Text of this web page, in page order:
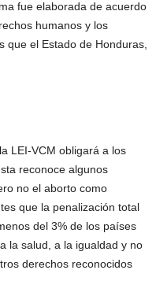
fue elaborada de acuerdo
humanos y los
que el Estado de Honduras,
LEI-VCM obligará a los
reconoce algunos
no el aborto como
que la penalización total
del 3% de los países
la salud, a la igualdad y no
derechos reconocidos